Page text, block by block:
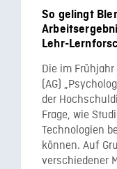
So gelingt
Lehr-
Die im
(AG)
der
Frage, wie
Technologien
können. Auf
verschiedener